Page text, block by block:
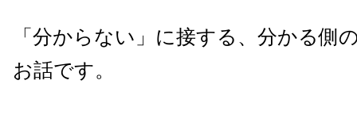
「分からない」に接する、分かる側
お話です。